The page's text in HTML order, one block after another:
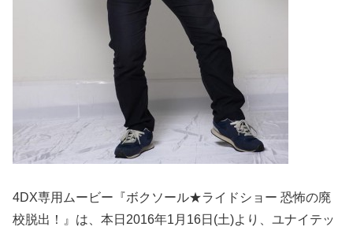
4DX専用ムービー『ボクソール★ライドショー 恐怖の廃
校脱出！』は、本日2016年1月16日(土)より、ユナイテッ